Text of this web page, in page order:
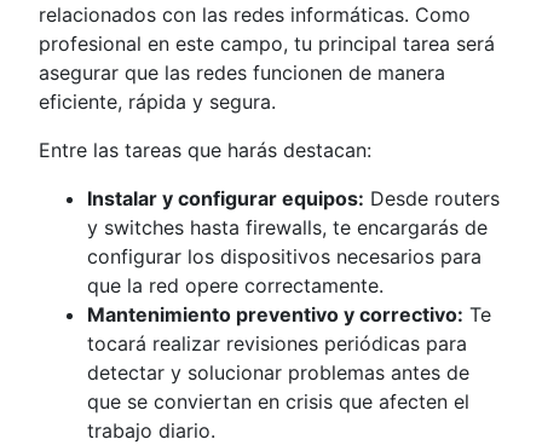
relacionados con las redes informáticas. Como
profesional en este campo, tu principal tarea será
asegurar que las redes funcionen de manera
eficiente, rápida y segura.
Entre las tareas que harás destacan:
Instalar y configurar equipos: Desde routers
y switches hasta firewalls, te encargarás de
configurar los dispositivos necesarios para
que la red opere correctamente.
Mantenimiento preventivo y correctivo: Te
tocará realizar revisiones periódicas para
detectar y solucionar problemas antes de
que se conviertan en crisis que afecten el
trabajo diario.